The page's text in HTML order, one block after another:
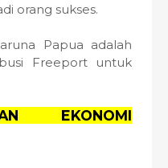
orang sukses.
Papua adalah
Freeport untuk
EKONOMI